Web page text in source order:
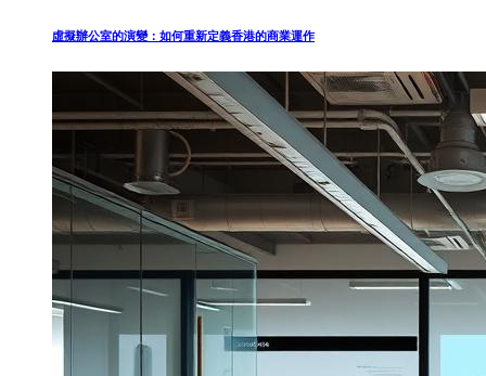
虛擬辦公室的演變：如何重新定義香港的商業運作